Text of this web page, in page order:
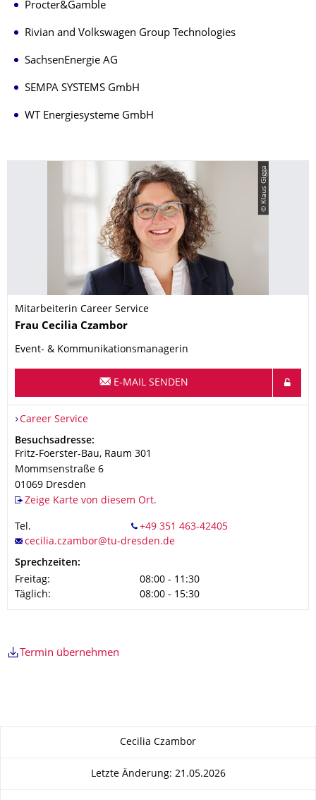
Procter&Gamble
Rivian and Volkswagen Group Technologies
SachsenEnergie AG
SEMPA SYSTEMS GmbH
WT Energiesysteme GmbH
© Klaus Gigga
Mitarbeiterin Career Service
Name
Frau Cecilia Czambor
Event- & Kommunikationsmanagerin
E-MAIL SENDEN
Organisationsname
Career Service
Career Service
Adresse
Besuchsadresse:
Fritz-Foerster-Bau, Raum 301
Mommsenstraße 6
01069 Dresden
Zeige Karte von diesem Ort.
Tel.
Sprechzeiten:
Freitag:
08:00 - 11:30
Täglich:
08:00 - 15:30
Termin übernehmen
Cecilia Czambor
Letzte Änderung: 21.05.2026